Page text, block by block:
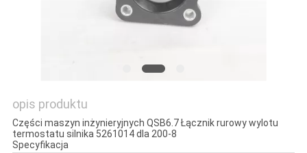
opis produktu
Części maszyn inżynieryjnych QSB6.7 Łącznik rurowy wylotu
termostatu silnika 5261014 dla 200-8
Specyfikacja